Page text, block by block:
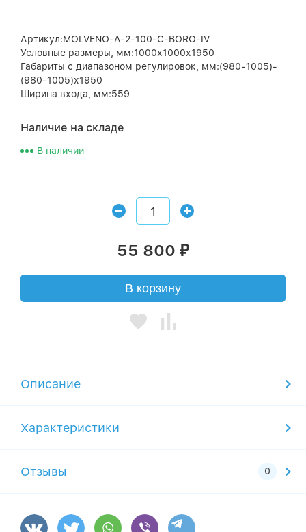
Артикул:MOLVENO-A-2-100-C-BORO-IV
Условные размеры, мм:1000х1000х1950
Габариты с диапазоном регулировок, мм:(980-1005)-
(980-1005)х1950
Ширина входа, мм:559
Наличие на складе
В наличии
55 800 ₽
В корзину
Описание
Характеристики
Отзывы